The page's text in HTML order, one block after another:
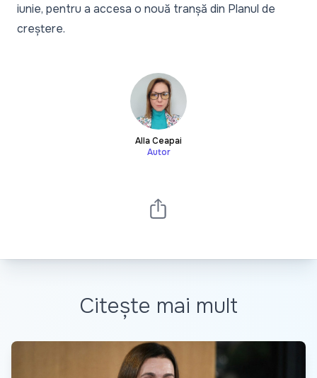
iunie, pentru a accesa o nouă tranșă din Planul de
creștere.
Alla Ceapai
Autor
Citește mai mult